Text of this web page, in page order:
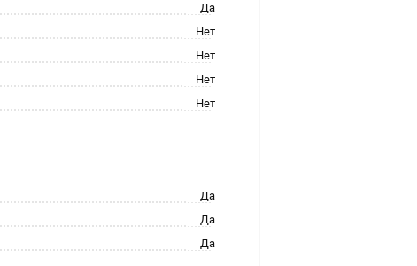
Да
Нет
Нет
Нет
Нет
Да
Да
Да